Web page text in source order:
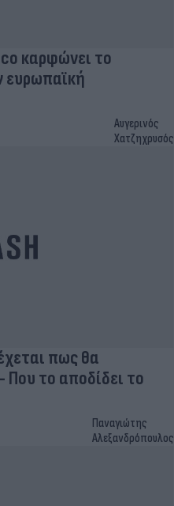
καρφώνει το
ευρωπαϊκή
Αυγερινός
Χατζηχρυσός
πως θα
το αποδίδει το
Παναγιώτης
Αλεξανδρόπουλος